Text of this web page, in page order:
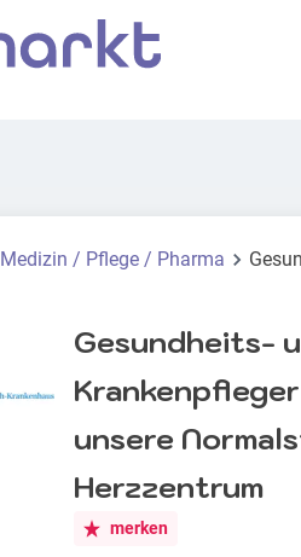
Medizin / Pflege / Pharma
Gesundheits-
unsere
Herzzentrum
merken